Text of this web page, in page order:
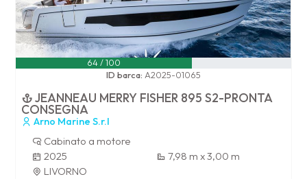
64 / 100
ID barca: A2025-01065
JEANNEAU MERRY FISHER 895 S2-PRONTA
CONSEGNA
Arno Marine S.r.l
Cabinato a motore
2025
7,98 m x 3,00 m
LIVORNO